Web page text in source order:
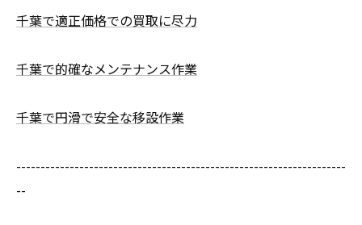
千葉で適正価格での買取に尽力
千葉で的確なメンテナンス作業
千葉で円滑で安全な移設作業
--------------------------------------------------------------------
--